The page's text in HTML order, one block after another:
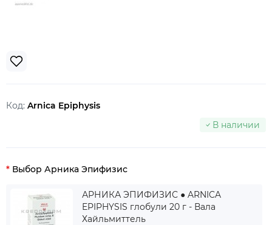
Код: Arnica Epiphysis
В наличии
Выбор Арника Эпифизис
АРНИКА ЭПИФИЗИС ● ARNICA
EPIPHYSIS глобули 20 г - Вала
Хайльмиттель